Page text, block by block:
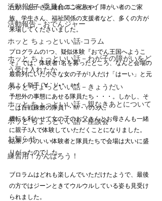
活動報告－委員会エンジョイ
活動報告－おでんジャー
ホッと ちょっといい話-コラム
ホッと ちょっといい話－わが子の障がいをど
う受け入れたか
ホッと ちょっといい話－きょうだい
ホッと ちょっといい話－親なきあとについて
ホッと ちょっといい話－座談会
お知らせ
練習用！がんばろう！
たが、お子さん連れのご家族や、障がい者のご家
族、学生さん、福祉関係の支援者など、多くの方が
来場してくださいました。
プログラムの1つ、疑似体験『おでん王国へようこ
そ』では、体験者1名を募ったところ、なんと会場の
最前列にいた小さな女の子が1人だけ「はーい」と元
気よく挙手 (´∀｀)/⋆*　ﾊｰｲ
予想外の事態にあせる隊員たち・・・。しかし、そ
こは百戦錬磨の隊員T・M・Yの3人。
機転を利かせて女の子のお父さんとお母さんも一緒
に親子3人で体験していただくことになりました。
結果ノリのいい体験者と隊員たちで会場は大いに盛
りがったのでした。
ブロラムはどれも楽しんでいただけたようで、最後
の方ではジーンときてウルウルしている姿も見受け
られました。